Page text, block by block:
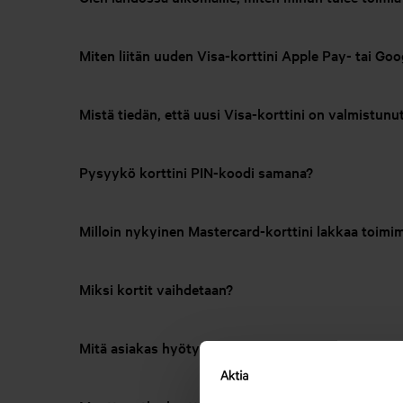
Miten liitän uuden Visa-korttini Apple Pay- tai
Mistä tiedän, että uusi Visa-korttini on
Pysyykö korttini PIN-koodi samana?
Milloin nykyinen Mastercard-korttini lakkaa
Miksi kortit vaihdetaan?
Mitä asiakas hyötyy korttien vaihdosta?